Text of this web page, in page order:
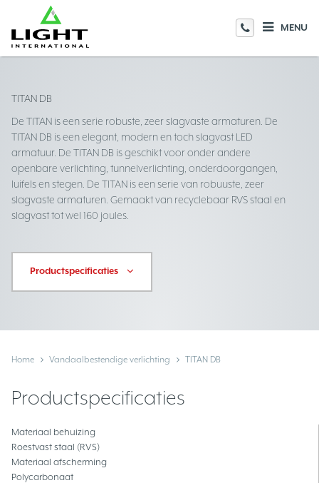
MENU
TITAN DB
De TITAN is een serie robuste, zeer slagvaste armaturen. De
TITAN DB is een elegant, modern en toch slagvast LED
armatuur. De TITAN DB is geschikt voor onder andere
openbare verlichting, tunnelverlichting, onderdoorgangen,
luifels en stegen. De TITAN is een serie van robuuste, zeer
slagvaste armaturen. Gemaakt van recyclebaar RVS staal en
slagvast tot wel 160 joules.
Productspecificaties
Home Vandaalbestendige verlichting TITAN DB
Productspecificaties
Materiaal behuizing
Roestvast staal (RVS)
Materiaal afscherming
Polycarbonaat